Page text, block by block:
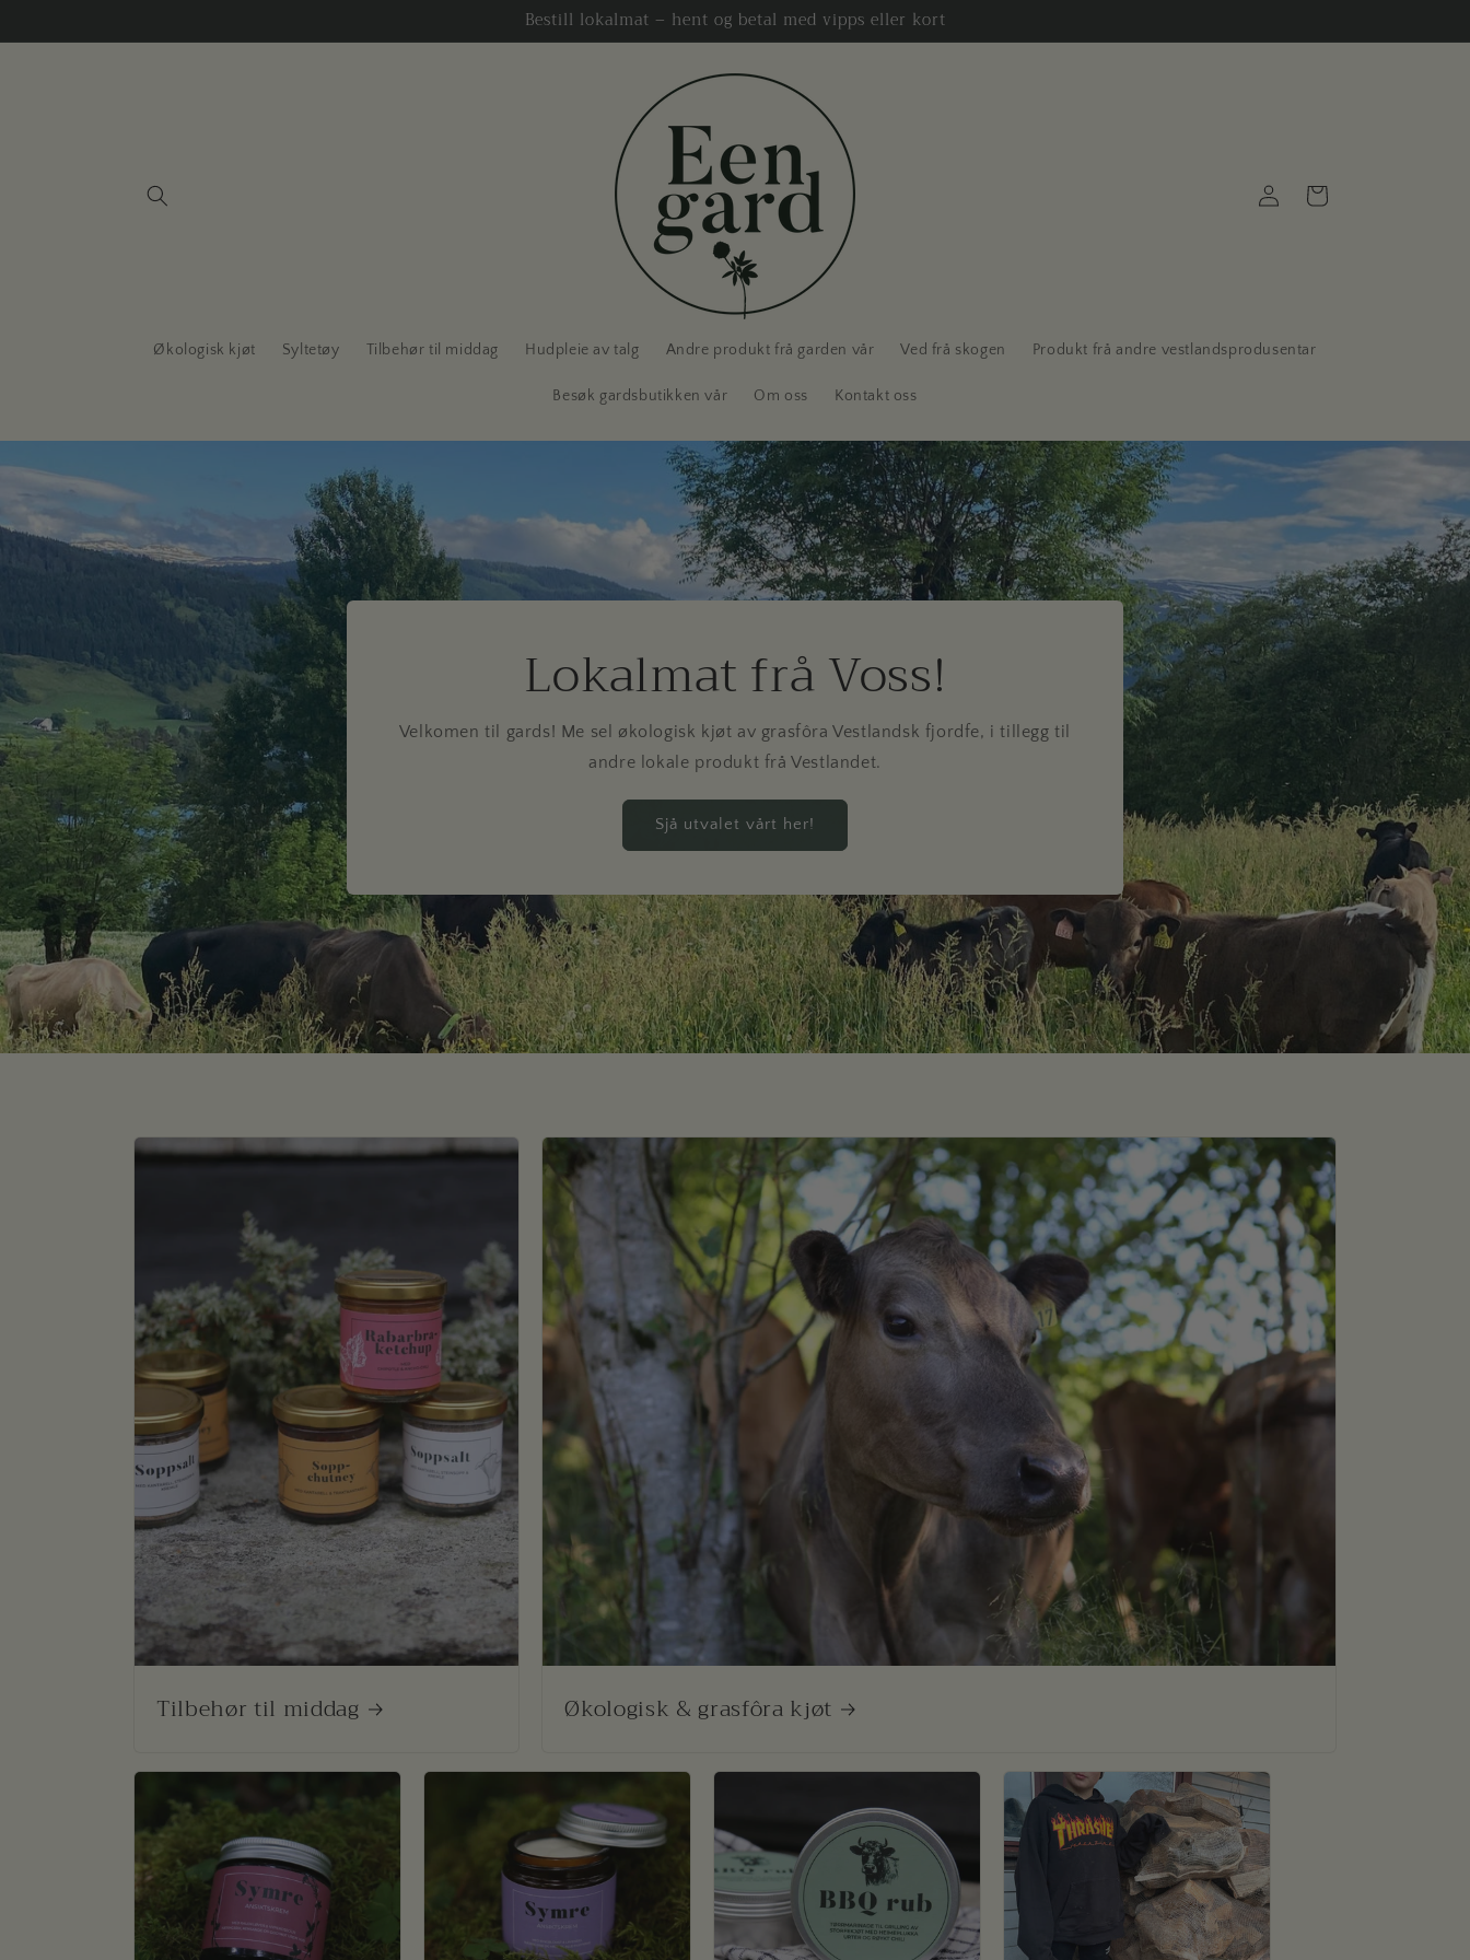
innholdet
Bestill lokalmat – hent og betal med vipps eller kort
Økologisk kjøt Syltetøy Tilbehør til middag Hudpleie av talg Andre produkt frå garden vår Ved frå skogen Produkt frå andre vestlandsprodusentar
Besøk gardsbutikken vår Om oss Kontakt oss
inn
Handlekurv
Lokalmat frå Voss!
Velkomen til gards! Me sel økologisk kjøt av grasfôra Vestlandsk fjordfe, i tillegg til
andre lokale produkt frå Vestlandet.
Sjå utvalet vårt her!
Tilbehør til middag Økologisk & grasfôra kjøt